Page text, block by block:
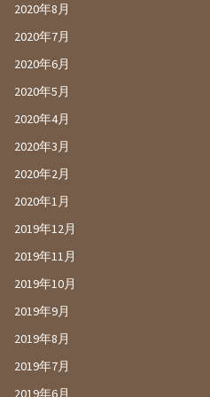
2020年8月
2020年7月
2020年6月
2020年5月
2020年4月
2020年3月
2020年2月
2020年1月
2019年12月
2019年11月
2019年10月
2019年9月
2019年8月
2019年7月
2019年6月